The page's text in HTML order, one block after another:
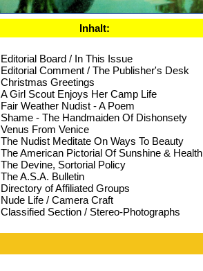
Inhalt:
Editorial Board / In This Issue
Editorial Comment / The Publisher's Desk
Christmas Greetings
A Girl Scout Enjoys Her Camp Life
Fair Weather Nudist - A Poem
Shame - The Handmaiden Of Dishonsety
Venus From Venice
The Nudist Meditate On Ways To Beauty
The American Pictorial Of Sunshine & Health
The Devine, Sortorial Policy
The A.S.A. Bulletin
Directory of Affiliated Groups
Nude Life / Camera Craft
Classified Section / Stereo-Photographs